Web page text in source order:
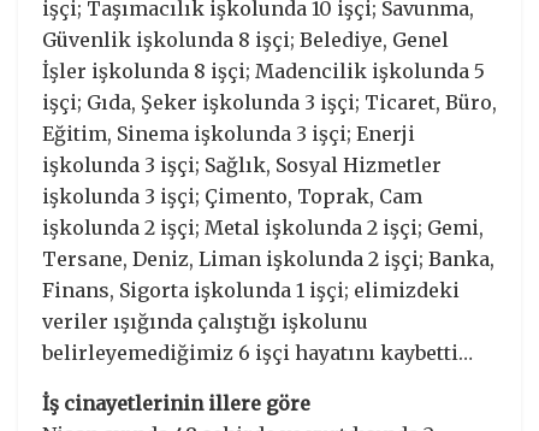
işçi; Taşımacılık işkolunda 10 işçi; Savunma,
Güvenlik işkolunda 8 işçi; Belediye, Genel
İşler işkolunda 8 işçi; Madencilik işkolunda 5
işçi; Gıda, Şeker işkolunda 3 işçi; Ticaret, Büro,
Eğitim, Sinema işkolunda 3 işçi; Enerji
işkolunda 3 işçi; Sağlık, Sosyal Hizmetler
işkolunda 3 işçi; Çimento, Toprak, Cam
işkolunda 2 işçi; Metal işkolunda 2 işçi; Gemi,
Tersane, Deniz, Liman işkolunda 2 işçi; Banka,
Finans, Sigorta işkolunda 1 işçi; elimizdeki
veriler ışığında çalıştığı işkolunu
belirleyemediğimiz 6 işçi hayatını kaybetti…
İş cinayetlerinin illere göre